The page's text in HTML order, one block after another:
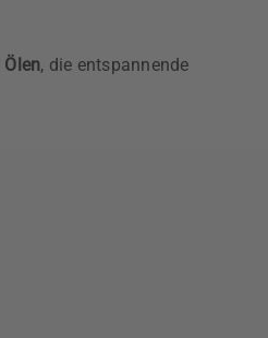
Ölen, die entspannende